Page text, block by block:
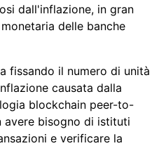
dall'inflazione, in gran
delle banche
fissando il numero di unità
causata dalla
blockchain peer-to-
avere bisogno di istituti
e verificare la